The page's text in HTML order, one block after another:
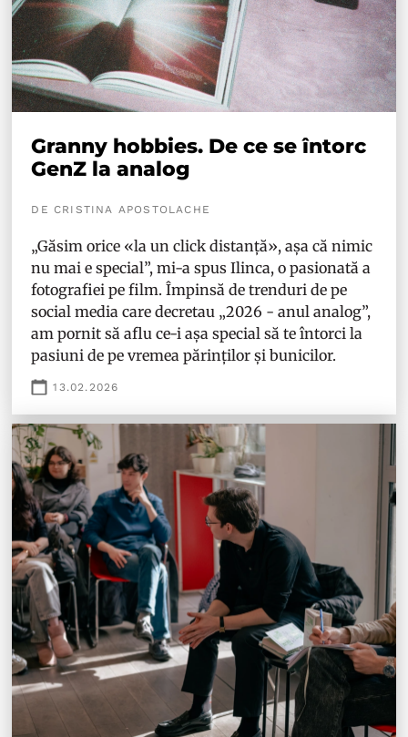
Granny hobbies. De ce se întorc
GenZ la analog
DE CRISTINA APOSTOLACHE
„Găsim orice «la un click distanță», așa că nimic
nu mai e special”, mi-a spus Ilinca, o pasionată a
fotografiei pe film. Împinsă de trenduri de pe
social media care decretau „2026 - anul analog”,
am pornit să aflu ce-i așa special să te întorci la
pasiuni de pe vremea părinților și bunicilor.
13.02.2026